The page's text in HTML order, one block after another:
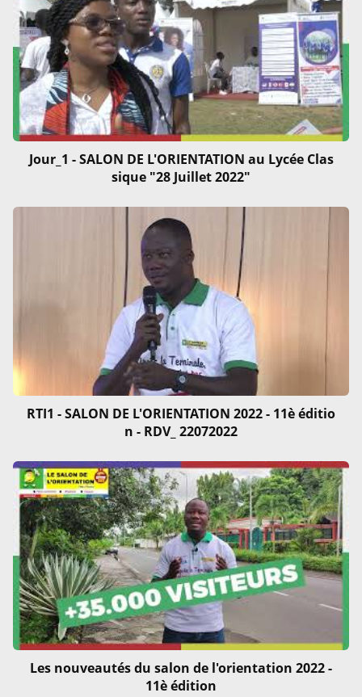
Jour_1 - SALON DE L'ORIENTATION au Lycée Clas
sique "28 Juillet 2022"
RTI1 - SALON DE L'ORIENTATION 2022 - 11è éditio
n - RDV_ 22072022
Les nouveautés du salon de l'orientation 2022 -
11è édition